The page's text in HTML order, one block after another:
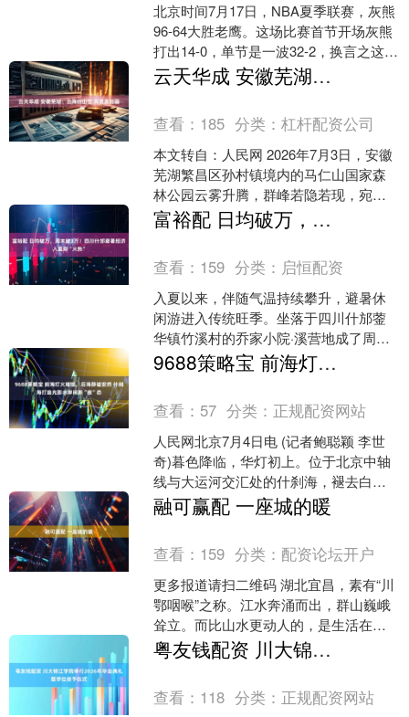
北京时间7月17日，NBA夏季联赛，灰熊
96-64大胜老鹰。这场比赛首节开场灰熊
打出14-0，单节是一波32-2，换言之这场
比赛一节就打完了，后面的三节都是垃
圾....
云天华成 安徽芜湖：云海绕山峦 风景美如画
查看： 185 分类：杠杆配资公司
本文转自：人民网 2026年7月3日，安徽
芜湖繁昌区孙村镇境内的马仁山国家森
林公园云雾升腾，群峰若隐若现，宛如
一幅水墨画卷。鲁君元摄（人民图片
网）....
富裕配 日均破万，周末破3万！四川什邡避暑经济入夏即“火热”
查看： 159 分类： 启恒配资
入夏以来，伴随气温持续攀升，避暑休
闲游进入传统旺季。坐落于四川什邡蓥
华镇竹溪村的乔家小院·溪营地成了周边
市民游客的热门选择。 “自5月以来，民
宿周末客房基本处于....
9688策略宝 前海灯火璀璨，后海静谧安然 什刹海打造光影水岸间新“夜”态
查看： 57 分类： 正规配资网站
人民网北京7月4日电 (记者鲍聪颖 李世
奇)暮色降临，华灯初上。位于北京中轴
线与大运河交汇处的什刹海，褪去白日
喧嚣，被温婉光影轻柔包裹。前海灯火
璀璨，后海静谧安....
融可赢配 一座城的暖
查看： 159 分类： 配资论坛开户
更多报道请扫二维码 湖北宜昌，素有“川
鄂咽喉”之称。江水奔涌而出，群山巍峨
耸立。而比山水更动人的，是生活在这
里的人。 过去一年多，一个关于“神秘
人”的善意故事，....
粤友钱配资 川大锦江学院举行2026年毕业典礼暨学位授予仪式
查看： 118 分类： 正规配资网站